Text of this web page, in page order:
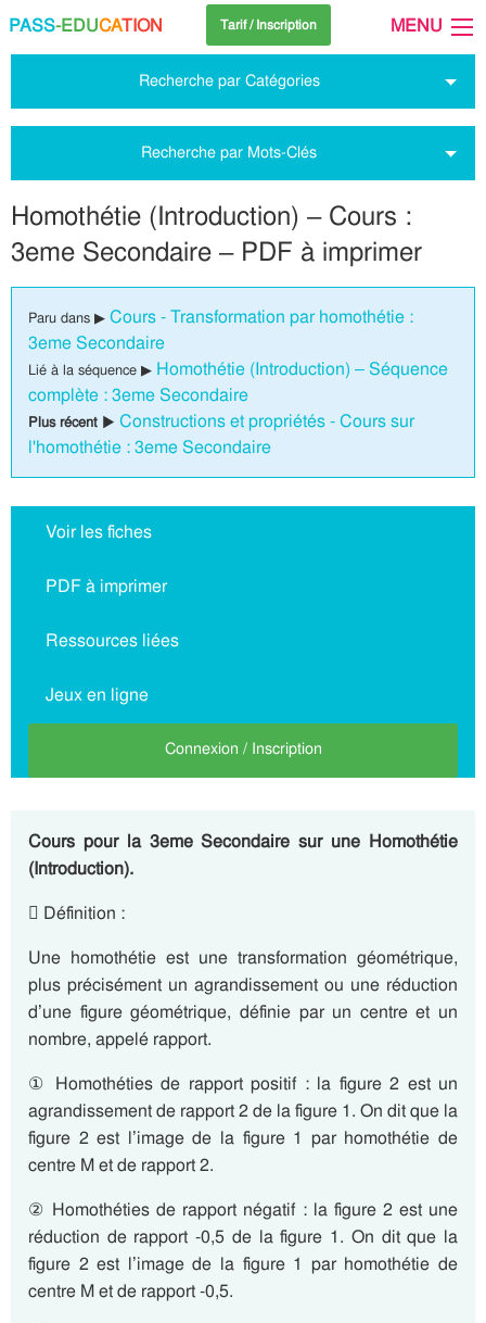
PASS-EDUCATION Tarif / Inscription MENU
Recherche par Catégories
Recherche par Mots-Clés
Homothétie (Introduction) – Cours :
3eme Secondaire – PDF à imprimer
Paru dans ▶ Cours - Transformation par homothétie :
3eme Secondaire
Lié à la séquence ▶ Homothétie (Introduction) – Séquence
complète : 3eme Secondaire
Plus récent ▶ Constructions et propriétés - Cours sur
l'homothétie : 3eme Secondaire
Voir les fiches
PDF à imprimer
Ressources liées
Jeux en ligne
Connexion / Inscription
Cours pour la 3eme Secondaire sur une Homothétie
(Introduction).
 Définition :
Une homothétie est une transformation géométrique,
plus précisément un agrandissement ou une réduction
d’une figure géométrique, définie par un centre et un
nombre, appelé rapport.
① Homothéties de rapport positif : la figure 2 est un
agrandissement de rapport 2 de la figure 1. On dit que la
figure 2 est l’image de la figure 1 par homothétie de
centre M et de rapport 2.
② Homothéties de rapport négatif : la figure 2 est une
réduction de rapport -0,5 de la figure 1. On dit que la
figure 2 est l’image de la figure 1 par homothétie de
centre M et de rapport -0,5.